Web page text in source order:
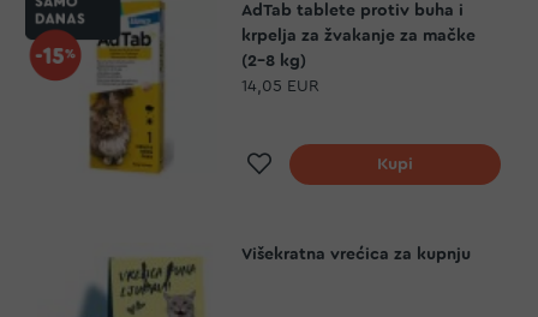
AdTab tablete protiv buha i
krpelja za žvakanje za mačke
(2-8 kg)
14,05 EUR
Dodaj na listu želja
Kupi
Višekratna vrećica za kupnju